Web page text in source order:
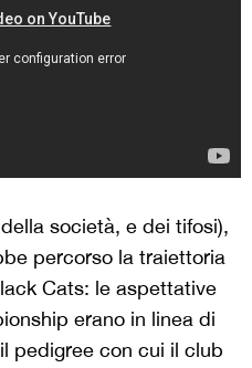
società, e dei tifosi),
percorso la traiettoria
Cats: le aspettative
erano in linea di
pedigree con cui il club